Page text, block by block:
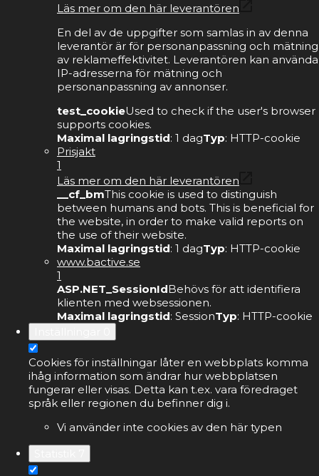
Läs mer om den här leverantören
En del av de uppgifter som samlas in av denna
leverantör är för personanpassning och mätning
av reklameffektivitet. Leverantören kan använda
IP-adresserna för mätning och
personanpassning av annonser.
test_cookieUsed to check if the user's browser
supports cookies.
Maximal lagringstid: 1 dagTyp: HTTP-cookie
Prisjakt
1
Läs mer om den här leverantören
__cf_bmThis cookie is used to distinguish
between humans and bots. This is beneficial for
the website, in order to make valid reports on
the use of their website.
Maximal lagringstid: 1 dagTyp: HTTP-cookie
www.bactive.se
1
ASP.NET_SessionIdBehövs för att identifiera
klienten med websessionen.
Maximal lagringstid: SessionTyp: HTTP-cookie
Cookies för inställningar låter en webbplats komma
ihåg information som ändrar hur webbplatsen
fungerar eller visas. Detta kan t.ex. vara föredraget
språk eller regionen du befinner dig i.
Vi använder inte cookies av den här typen